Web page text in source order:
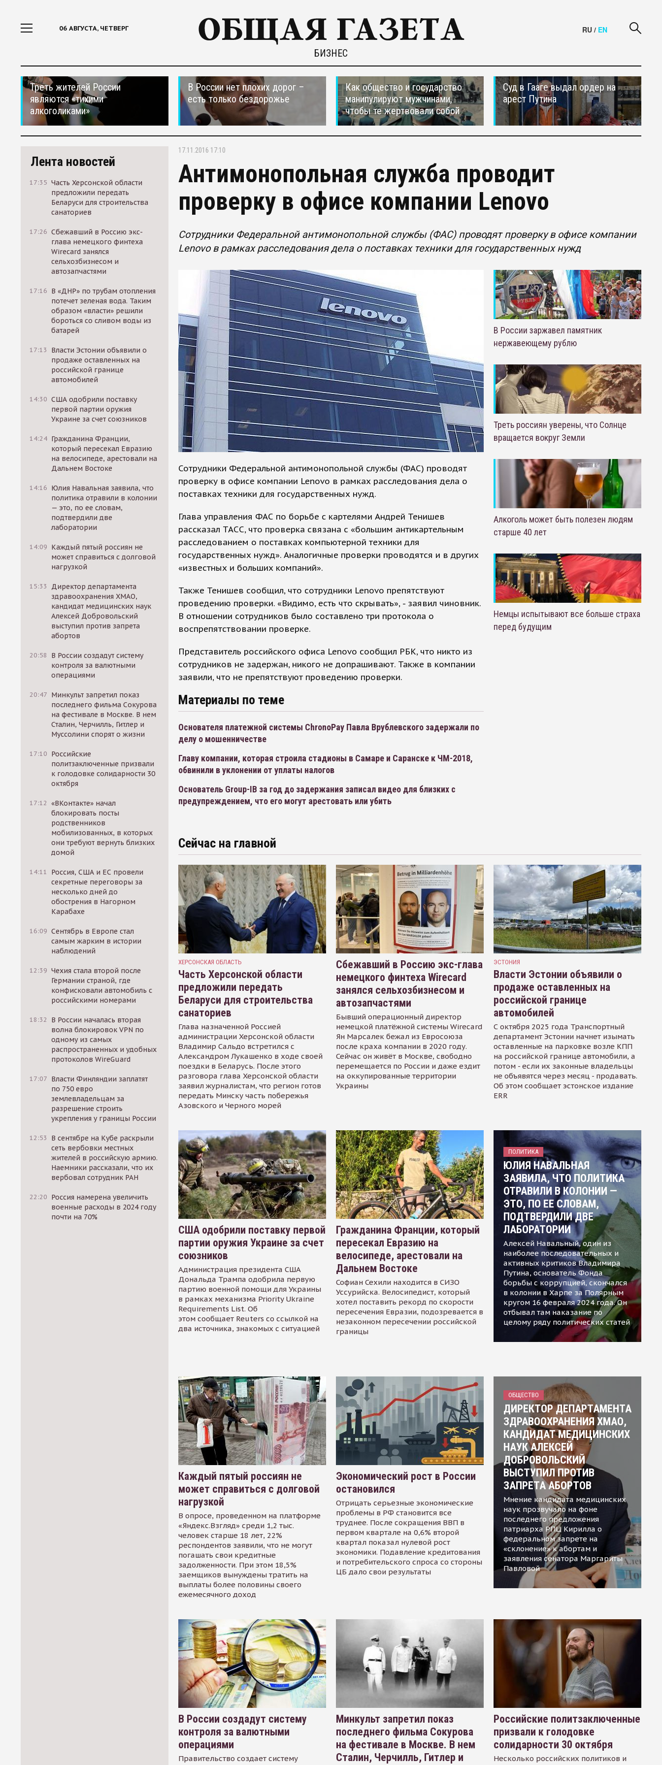
06 АВГУСТА, ЧЕТВЕРГ
БИЗНЕС
RU / EN
Треть жителей России
являются «тихими
алкоголиками»
В России нет плохих дорог –
есть только бездорожье
Как общество и государство
манипулируют мужчинами,
чтобы те жертвовали собой
Суд в Гааге выдал ордер на
арест Путина
Лента новостей
17:35 Часть Херсонской области
предложили передать
Беларуси для строительства
санаториев
17:26 Сбежавший в Россию экс-
глава немецкого финтеха
Wirecard занялся
сельхозбизнесом и
автозапчастями
17:16 В «ДНР» по трубам отопления
потечет зеленая вода. Таким
образом «власти» решили
бороться со сливом воды из
батарей
17:13
Власти Эстонии объявили о
продаже оставленных на
российской границе
автомобилей
14:30 США одобрили поставку
первой партии оружия
Украине за счет союзников
14:24 Гражданина Франции,
который пересекал Евразию
на велосипеде, арестовали на
Дальнем Востоке
14:16 Юлия Навальная заявила, что
политика отравили в колонии
— это, по ее словам,
подтвердили две
лаборатории
14:09 Каждый пятый россиян не
может справиться с долговой
нагрузкой
15:33
Директор департамента
здравоохранения ХМАО,
кандидат медицинских наук
Алексей Добровольский
выступил против запрета
абортов
20:58
В России создадут систему
контроля за валютными
операциями
20:47 Минкульт запретил показ
последнего фильма Сокурова
на фестивале в Москве. В нем
Сталин, Черчилль, Гитлер и
Муссолини спорят о жизни
17:10 Российские
политзаключенные призвали
к голодовке солидарности 30
октября
17:12 «ВКонтакте» начал
блокировать посты
родственников
мобилизованных, в которых
они требуют вернуть близких
домой
14:11
Россия, США и ЕС провели
секретные переговоры за
несколько дней до
обострения в Нагорном
Карабахе
16:09 Сентябрь в Европе стал
самым жарким в истории
наблюдений
12:39 Чехия стала второй после
Германии страной, где
конфисковали автомобиль с
российскими номерами
18:32
В России началась вторая
волна блокировок VPN по
одному из самых
распространенных и удобных
протоколов WireGuard
17:07 Власти Финляндии заплатят
по 750 евро
землевладельцам за
разрешение строить
укрепления у границы России
12:53
В сентябре на Кубе раскрыли
сеть вербовки местных
жителей в российскую армию.
Наемники рассказали, что их
вербовал сотрудник РАН
22:20 Россия намерена увеличить
военные расходы в 2024 году
почти на 70%
17.11.2016 17:10
Антимонопольная служба проводит
проверку в офисе компании Lenovo
Сотрудники Федеральной антимонопольной службы (ФАС) проводят проверку в офисе компании
Lenovo в рамках расследования дела о поставках техники для государственных нужд
Сотрудники Федеральной антимонопольной службы (ФАС) проводят
проверку в офисе компании Lenovo в рамках расследования дела о
поставках техники для государственных нужд.
Глава управления ФАС по борьбе с картелями Андрей Тенишев
рассказал ТАСС, что проверка связана с «большим антикартельным
расследованием о поставках компьютерной техники для
государственных нужд». Аналогичные проверки проводятся и в других
«известных и больших компаний».
Также Тенишев сообщил, что сотрудники Lenovo препятствуют
проведению проверки. «Видимо, есть что скрывать», - заявил чиновник.
В отношении сотрудников было составлено три протокола о
воспрепятствовании проверке.
Представитель российского офиса Lenovo сообщил РБК, что никто из
сотрудников не задержан, никого не допрашивают. Также в компании
заявили, что не препятствуют проведению проверки.
Материалы по теме
Основателя платежной системы ChronoPay Павла Врублевского задержали по
делу о мошенничестве
Главу компании, которая строила стадионы в Самаре и Саранске к ЧМ-2018,
обвинили в уклонении от уплаты налогов
Основатель Group-IB за год до задержания записал видео для близких с
предупреждением, что его могут арестовать или убить
В России заржавел памятник
нержавеющему рублю
Треть россиян уверены, что Солнце
вращается вокруг Земли
Алкоголь может быть полезен людям
старше 40 лет
Немцы испытывают все больше страха
перед будущим
Сейчас на главной
ХЕРСОНСКАЯ ОБЛАСТЬ
Часть Херсонской области
предложили передать
Беларуси для строительства
санаториев
Глава назначенной Россией
администрации Херсонской области
Владимир Сальдо встретился с
Александром Лукашенко в ходе своей
поездки в Беларусь. После этого
разговора глава Херсонской области
заявил журналистам, что регион готов
передать Минску часть побережья
Азовского и Черного морей
Сбежавший в Россию экс-глава
немецкого финтеха Wirecard
занялся сельхозбизнесом и
автозапчастями
Бывший операционный директор
немецкой платёжной системы Wirecard
Ян Марсалек бежал из Евросоюза
после краха компании в 2020 году.
Сейчас он живёт в Москве, свободно
перемещается по России и даже ездит
на оккупированные территории
Украины
ЭСТОНИЯ
Власти Эстонии объявили о
продаже оставленных на
российской границе
автомобилей
С октября 2025 года Транспортный
департамент Эстонии начнет изымать
оставленные на парковке возле КПП
на российской границе автомобили, а
потом - если их законные владельцы
не объявятся через месяц - продавать.
Об этом сообщает эстонское издание
ERR
США одобрили поставку первой
партии оружия Украине за счет
союзников
Администрация президента США
Дональда Трампа одобрила первую
партию военной помощи для Украины
в рамках механизма Priority Ukraine
Requirements List. Об
этом сообщает Reuters со ссылкой на
два источника, знакомых с ситуацией
Гражданина Франции, который
пересекал Евразию на
велосипеде, арестовали на
Дальнем Востоке
Софиан Сехили находится в СИЗО
Уссурийска. Велосипедист, который
хотел поставить рекорд по скорости
пересечения Евразии, подозревается в
незаконном пересечении российской
границы
ПОЛИТИКА
ЮЛИЯ НАВАЛЬНАЯ
ЗАЯВИЛА, ЧТО ПОЛИТИКА
ОТРАВИЛИ В КОЛОНИИ —
ЭТО, ПО ЕЕ СЛОВАМ,
ПОДТВЕРДИЛИ ДВЕ
ЛАБОРАТОРИИ
Алексей Навальный, один из
наиболее последовательных и
активных критиков Владимира
Путина, основатель Фонда
борьбы с коррупцией, скончался
в колонии в Харпе за Полярным
кругом 16 февраля 2024 года. Он
отбывал там наказание по
целому ряду политических статей
Каждый пятый россиян не
может справиться с долговой
нагрузкой
В опросе, проведенном на платформе
«Яндекс.Взгляд» среди 1,2 тыс.
человек старше 18 лет, 22%
респондентов заявили, что не могут
погашать свои кредитные
задолженности. При этом 18,5%
заемщиков вынуждены тратить на
выплаты более половины своего
ежемесячного доход
Экономический рост в России
остановился
Отрицать серьезные экономические
проблемы в РФ становится все
труднее. После сокращения ВВП в
первом квартале на 0,6% второй
квартал показал нулевой рост
экономики. Подавление кредитования
и потребительского спроса со стороны
ЦБ дало свои результаты
ОБЩЕСТВО
ДИРЕКТОР ДЕПАРТАМЕНТА
ЗДРАВООХРАНЕНИЯ ХМАО,
КАНДИДАТ МЕДИЦИНСКИХ
НАУК АЛЕКСЕЙ
ДОБРОВОЛЬСКИЙ
ВЫСТУПИЛ ПРОТИВ
ЗАПРЕТА АБОРТОВ
Мнение кандидата медицинских
наук прозвучало на фоне
последнего предложения
патриарха РПЦ Кирилла о
федеральном запрете на
«склонение» к абортам и
заявления сенатора Маргариты
Павловой
В России создадут систему
контроля за валютными
операциями
Правительство создает систему
Минкульт запретил показ
последнего фильма Сокурова
на фестивале в Москве. В нем
Сталин, Черчилль, Гитлер и
Российские политзаключенные
призвали к голодовке
солидарности 30 октября
Несколько российских политиков и